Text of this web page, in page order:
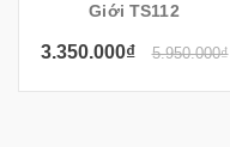
Giới TS112
3.350.000₫ 5.950.000₫